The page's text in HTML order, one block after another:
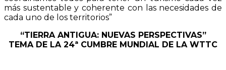
más sustentable y coherente con las necesidades de
cada uno de los territorios”
“TIERRA ANTIGUA: NUEVAS PERSPECTIVAS”
TEMA DE LA 24ª CUMBRE MUNDIAL DE LA WTTC